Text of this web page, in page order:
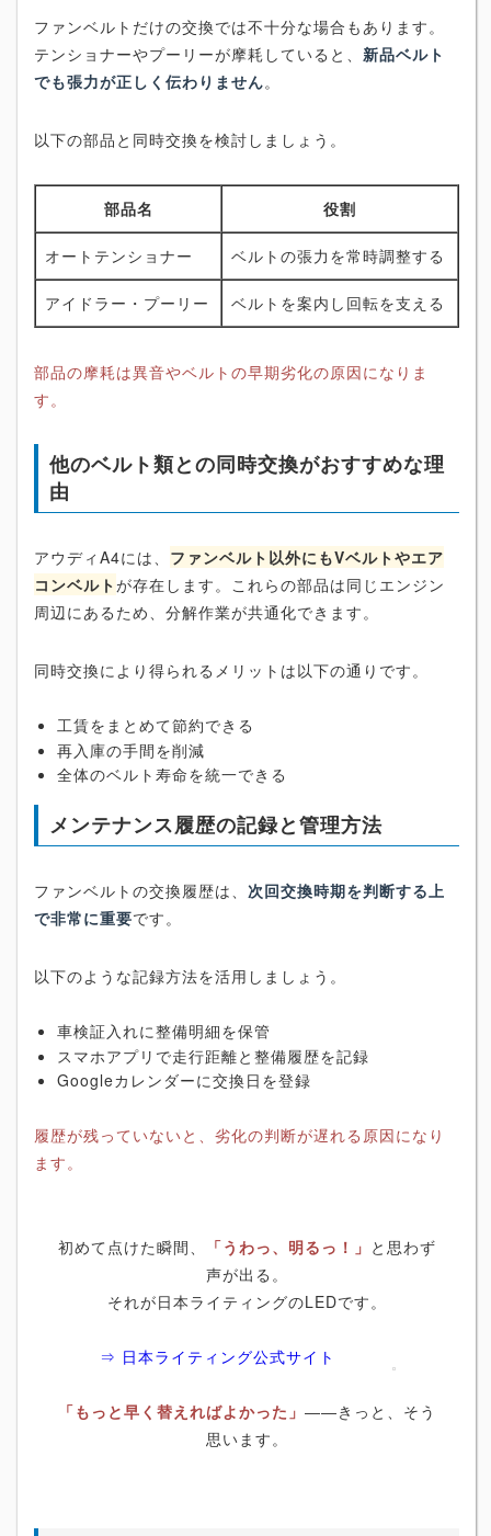
ファンベルトだけの交換では不十分な場合もあります。
テンショナーやプーリーが摩耗していると、 新品ベルト
でも張力が正しく伝わりません。
以下の部品と同時交換を検討しましょう。
部品名 役割
オートテンショナー ベルトの張力を常時調整する
アイドラー・プーリー ベルトを案内し回転を支える
部品の摩耗は異音やベルトの早期劣化の原因になりま
す。
他のベルト類との同時交換がおすすめな理
由
アウディA4には、 ファンベルト以外にもVベルトやエア
コンベルトが存在します。これらの部品は同じエンジン
周辺にあるため、分解作業が共通化できます。
同時交換により得られるメリットは以下の通りです。
工賃をまとめて節約できる
再入庫の手間を削減
全体のベルト寿命を統一できる
メンテナンス履歴の記録と管理方法
ファンベルトの交換履歴は、 次回交換時期を判断する上
で非常に重要です。
以下のような記録方法を活用しましょう。
車検証入れに整備明細を保管
スマホアプリで走行距離と整備履歴を記録
Googleカレンダーに交換日を登録
履歴が残っていないと、劣化の判断が遅れる原因になり
ます。
初めて点けた瞬間、 「うわっ、明るっ！」 と思わず
声が出る。
それが日本ライティングのLEDです。
⇒ 日本ライティング公式サイト
「もっと早く替えればよかった」 ――きっと、そう
思います。